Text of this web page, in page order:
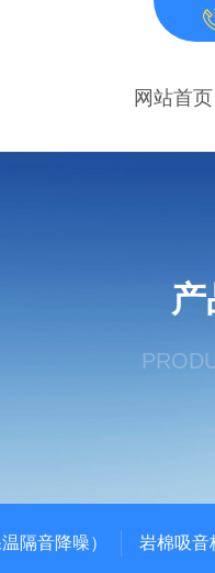
网站首页
隔音降噪） 岩棉吸音